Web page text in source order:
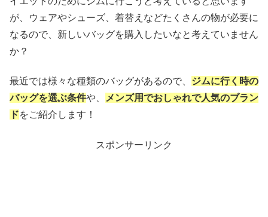
が、ウェアやシューズ、着替えなどたくさんの物が必要に
なるので、新しいバッグを購入したいなと考えていません
か？
最近では様々な種類のバッグがあるので、 ジムに行く時の
バッグを選ぶ条件や、
メンズ用でおしゃれで人気のブラン
ドをご紹介します！
スポンサーリンク